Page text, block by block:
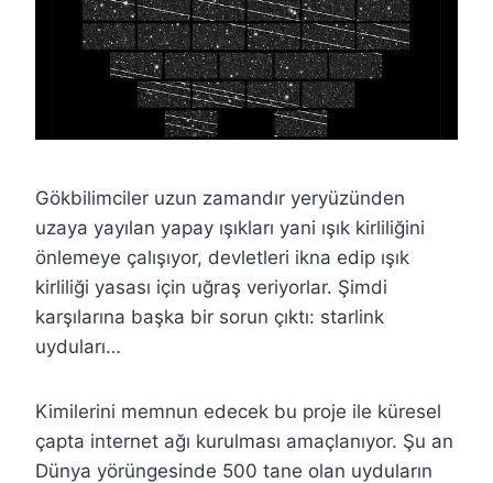
Gökbilimciler uzun zamandır yeryüzünden
uzaya yayılan yapay ışıkları yani ışık kirliliğini
önlemeye çalışıyor, devletleri ikna edip ışık
kirliliği yasası için uğraş veriyorlar. Şimdi
karşılarına başka bir sorun çıktı: starlink
uyduları…
Kimilerini memnun edecek bu proje ile küresel
çapta internet ağı kurulması amaçlanıyor. Şu an
Dünya yörüngesinde 500 tane olan uyduların